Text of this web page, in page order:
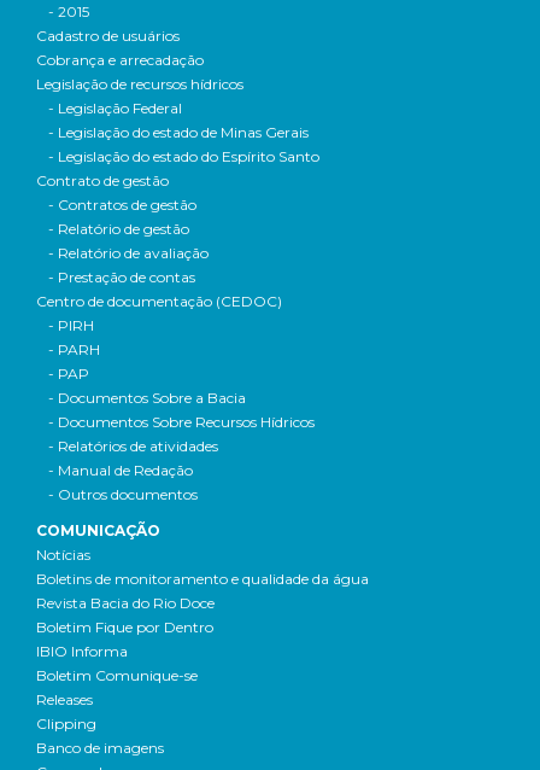
- 2015
Cadastro de usuários
Cobrança e arrecadação
Legislação de recursos hídricos
- Legislação Federal
- Legislação do estado de Minas Gerais
- Legislação do estado do Espírito Santo
Contrato de gestão
- Contratos de gestão
- Relatório de gestão
- Relatório de avaliação
- Prestação de contas
Centro de documentação (CEDOC)
- PIRH
- PARH
- PAP
- Documentos Sobre a Bacia
- Documentos Sobre Recursos Hídricos
- Relatórios de atividades
- Manual de Redação
- Outros documentos
COMUNICAÇÃO
Notícias
Boletins de monitoramento e qualidade da água
Revista Bacia do Rio Doce
Boletim Fique por Dentro
IBIO Informa
Boletim Comunique-se
Releases
Clipping
Banco de imagens